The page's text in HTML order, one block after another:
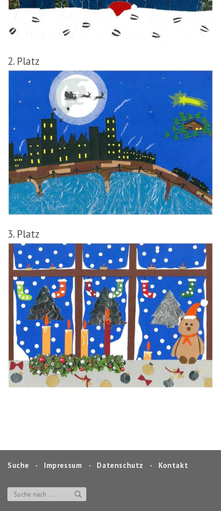
2. Platz
3. Platz
Suche ‧ Impressum ‧ Datenschutz ‧ Kontakt